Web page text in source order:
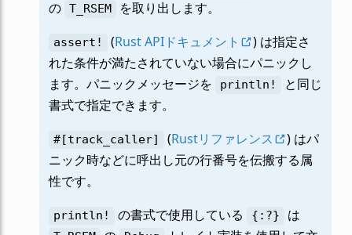
の T_RSEM を取り出します。
assert! (Rust APIドキュメント
) は指定さ
れた条件が満たされていない場合にパニックし
ます。パニックメッセージを
println!
と同じ
書式で指定できます。
#[track_caller] (Rustリファレンス
) はパ
ニック時などに呼出し元の行番号を伝搬する属
性です。
println! の書式で使用している {:?} は